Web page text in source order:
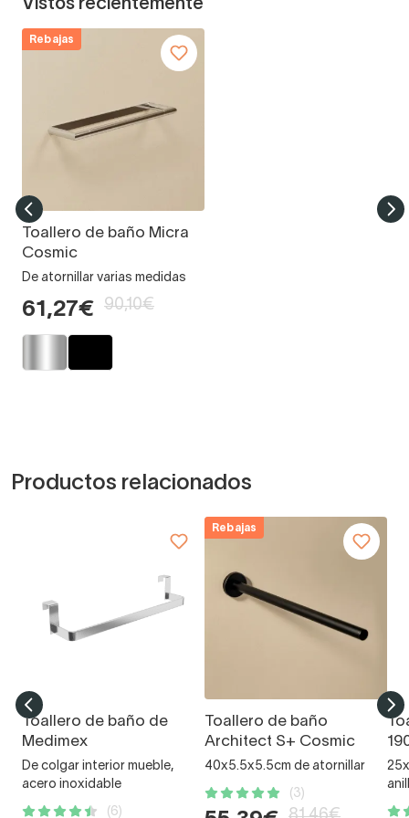
Vistos recientemente
Rebajas
Toallero de baño Micra
Cosmic
De atornillar varias medidas
61,27€ 90,10€
Productos relacionados
Toallero de baño de
Medimex
De colgar interior mueble,
acero inoxidable
(6)
Rebajas
Toallero de baño
Architect S+ Cosmic
40x5.5x5.5cm de atornillar
(3)